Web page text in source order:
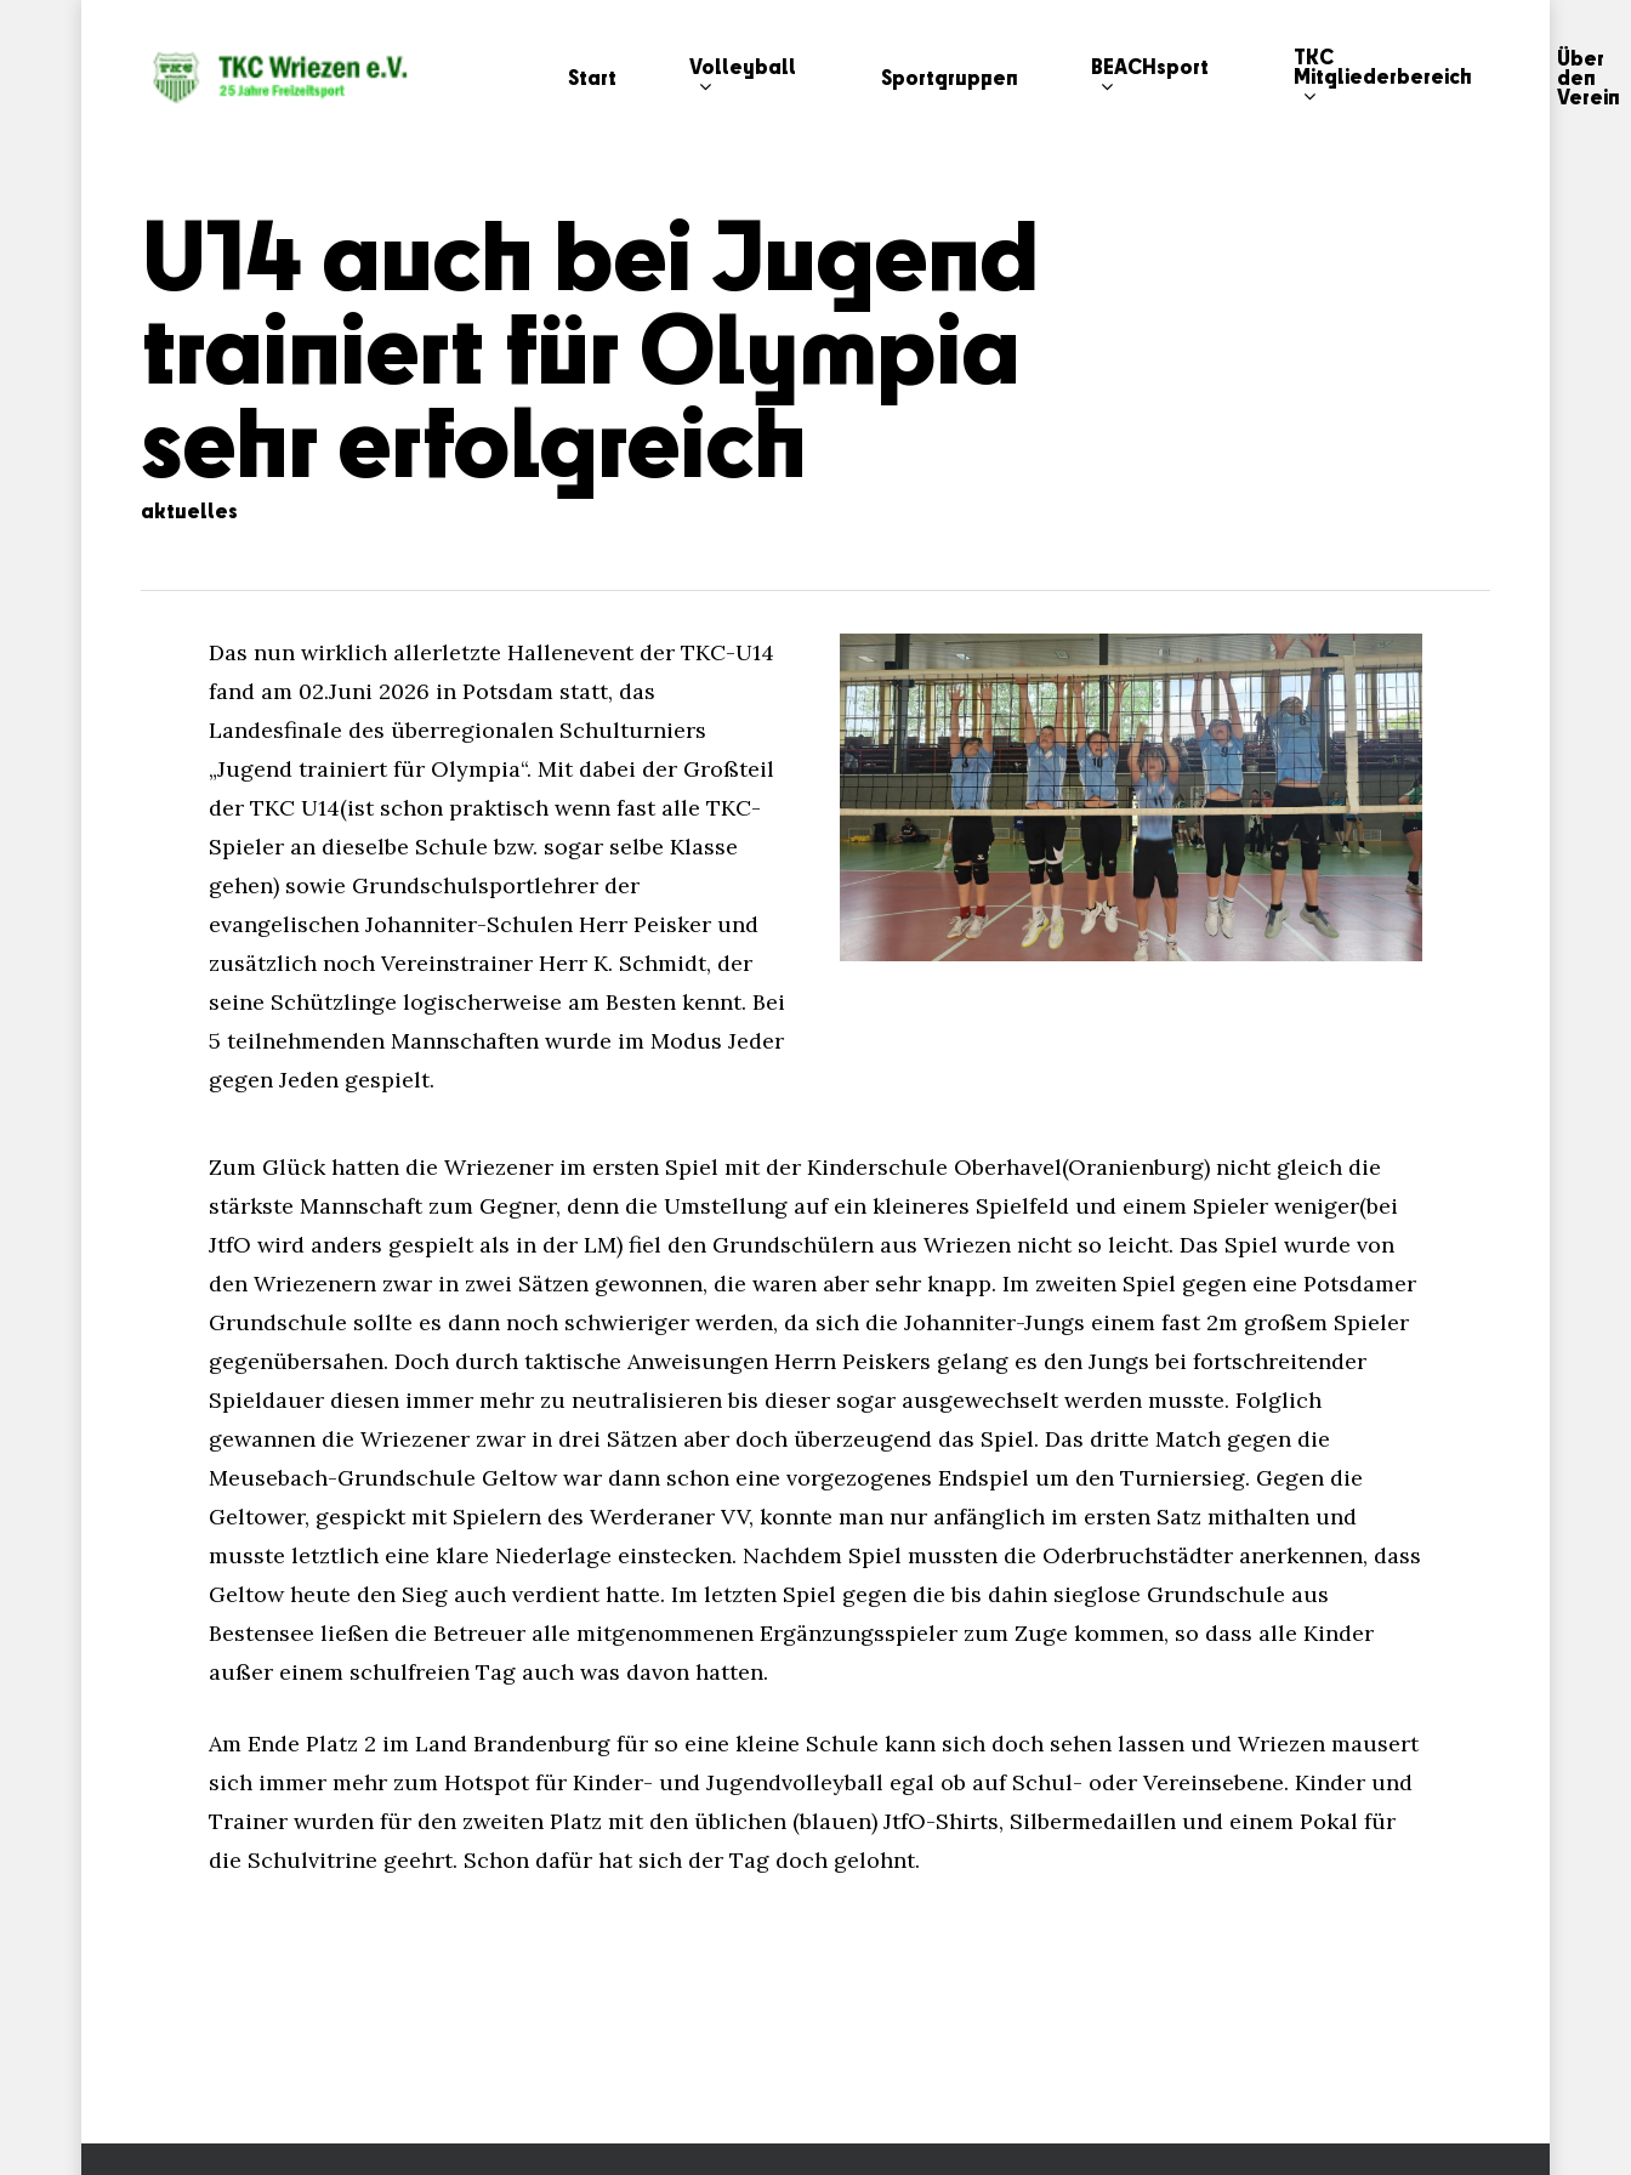
Start Volleyball Sportgruppen BEACHsport TKC
Mitgliederbereich
Über
den
Verein
U14 auch bei Jugend
trainiert für Olympia
sehr erfolgreich
aktuelles
Das nun wirklich allerletzte Hallenevent der TKC-U14
fand am 02.Juni 2026 in Potsdam statt, das
Landesfinale des überregionalen Schulturniers
„Jugend trainiert für Olympia“. Mit dabei der Großteil
der TKC U14(ist schon praktisch wenn fast alle TKC-
Spieler an dieselbe Schule bzw. sogar selbe Klasse
gehen) sowie Grundschulsportlehrer der
evangelischen Johanniter-Schulen Herr Peisker und
zusätzlich noch Vereinstrainer Herr K. Schmidt, der
seine Schützlinge logischerweise am Besten kennt. Bei
5 teilnehmenden Mannschaften wurde im Modus Jeder
gegen Jeden gespielt.
Zum Glück hatten die Wriezener im ersten Spiel mit der Kinderschule Oberhavel(Oranienburg) nicht gleich die
stärkste Mannschaft zum Gegner, denn die Umstellung auf ein kleineres Spielfeld und einem Spieler weniger(bei
JtfO wird anders gespielt als in der LM) fiel den Grundschülern aus Wriezen nicht so leicht. Das Spiel wurde von
den Wriezenern zwar in zwei Sätzen gewonnen, die waren aber sehr knapp. Im zweiten Spiel gegen eine Potsdamer
Grundschule sollte es dann noch schwieriger werden, da sich die Johanniter-Jungs einem fast 2m großem Spieler
gegenübersahen. Doch durch taktische Anweisungen Herrn Peiskers gelang es den Jungs bei fortschreitender
Spieldauer diesen immer mehr zu neutralisieren bis dieser sogar ausgewechselt werden musste. Folglich
gewannen die Wriezener zwar in drei Sätzen aber doch überzeugend das Spiel. Das dritte Match gegen die
Meusebach-Grundschule Geltow war dann schon eine vorgezogenes Endspiel um den Turniersieg. Gegen die
Geltower, gespickt mit Spielern des Werderaner VV, konnte man nur anfänglich im ersten Satz mithalten und
musste letztlich eine klare Niederlage einstecken. Nachdem Spiel mussten die Oderbruchstädter anerkennen, dass
Geltow heute den Sieg auch verdient hatte. Im letzten Spiel gegen die bis dahin sieglose Grundschule aus
Bestensee ließen die Betreuer alle mitgenommenen Ergänzungsspieler zum Zuge kommen, so dass alle Kinder
außer einem schulfreien Tag auch was davon hatten.
Am Ende Platz 2 im Land Brandenburg für so eine kleine Schule kann sich doch sehen lassen und Wriezen mausert
sich immer mehr zum Hotspot für Kinder- und Jugendvolleyball egal ob auf Schul- oder Vereinsebene. Kinder und
Trainer wurden für den zweiten Platz mit den üblichen (blauen) JtfO-Shirts, Silbermedaillen und einem Pokal für
die Schulvitrine geehrt. Schon dafür hat sich der Tag doch gelohnt.